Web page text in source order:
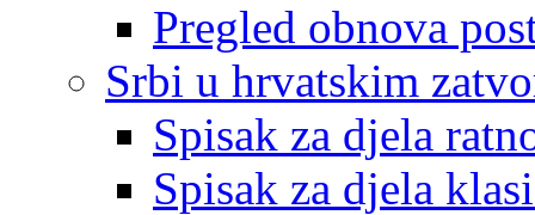
Pregled obnova
Srbi u hrvatskim
Spisak za djela
Spisak za djela